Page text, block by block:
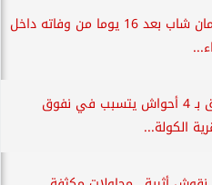
انتشال جثمان شاب بعد 16 يوما من وفاته داخل
اندلاع حريق بـ 4 أحواش يتسبب في نفوق
الكولة...